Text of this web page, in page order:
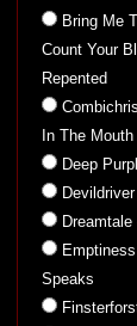
Bring Me
Count Your
Repented
In The
Deep
Dreamtale
Speaks